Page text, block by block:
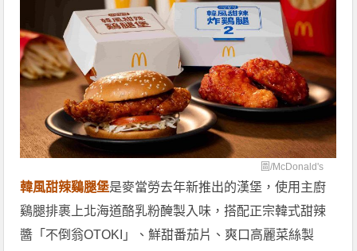
圖/McDonald's
韓風甜辣鷄腿堡是麥當勞去年新推出的漢堡，使用主廚
鷄腿排裹上北海道酪乳粉醃製入味，搭配正宗韓式甜辣
醬「不倒翁OTOKI」、鮮甜番茄片、爽口高麗菜絲製